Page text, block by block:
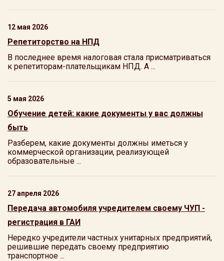
12 мая 2026
Репетиторство на НПД
В последнее время налоговая стала присматриваться
к репетиторам-плательщикам НПД. А ...
5 мая 2026
Обучение детей: какие документы у вас должны
быть
Разберем, какие документы должны иметься у
коммерческой организации, реализующей
образовательные ...
27 апреля 2026
Передача автомобиля учредителем своему ЧУП -
регистрация в ГАИ
Нередко учредители частных унитарных предприятий,
решившие передать своему предприятию
транспортное ...